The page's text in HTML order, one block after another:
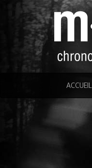
ACCUEIL